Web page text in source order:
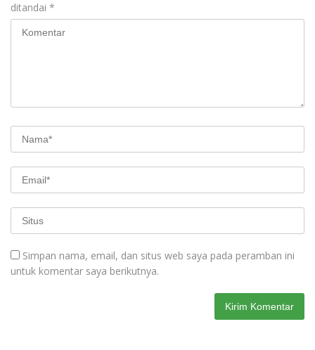
ditandai *
Simpan nama, email, dan situs web saya pada peramban ini
untuk komentar saya berikutnya.